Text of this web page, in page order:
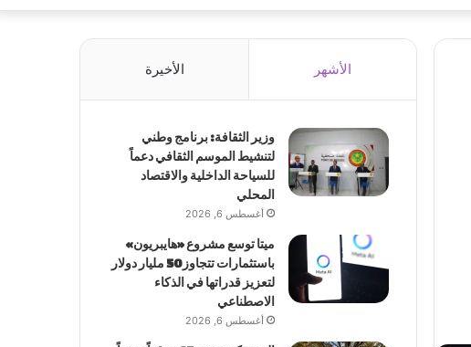
الأشهر الأخيرة
وزير الثقافة: برنامج وطني
لتنشيط الموسم الثقافي دعماً
للسياحة الداخلية والاقتصاد
المحلي
أغسطس 6, 2026
ميتا توسع مشروع «هايبريون»
باستثمارات تتجاوز 50 مليار دولار
لتعزيز قدراتها في الذكاء
الاصطناعي
أغسطس 6, 2026